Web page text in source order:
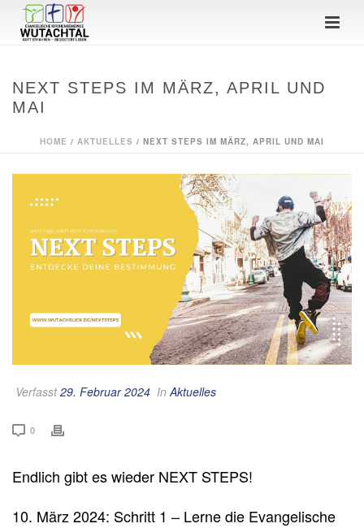
NEXT STEPS IM MÄRZ, APRIL UND
MAI
HOME / AKTUELLES / NEXT STEPS IM MÄRZ, APRIL UND MAI
Verfasst29. Februar 2024 InAktuelles
0
Endlich gibt es wieder NEXT STEPS!
10. März 2024: Schritt 1 – Lerne die Evangelische